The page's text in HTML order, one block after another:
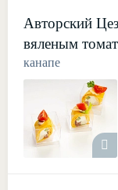
Авторский
вяленым
канапе